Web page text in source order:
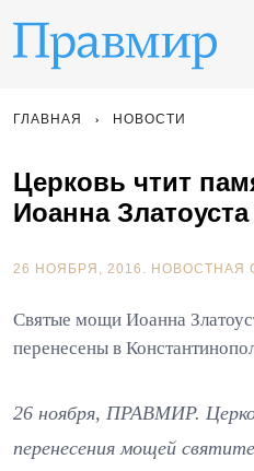
ГЛАВНАЯ НОВОСТИ
Церковь чтит
Иоанна Златоуста
26 НОЯБРЯ, 2016. НОВОСТНАЯ
Святые мощи Иоанна
перенесены в
26 ноября, ПРАВМИР.
перенесения мощей